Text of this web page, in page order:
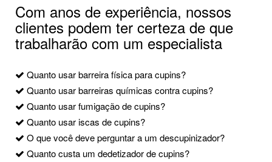
Com anos de experiência, nossos
clientes podem ter certeza de que
trabalharão com um especialista
Quanto usar barreira física para cupins?
Quanto usar barreiras químicas contra cupins?
Quanto usar fumigação de cupins?
Quanto usar iscas de cupins?
O que você deve perguntar a um descupinizador?
Quanto custa um dedetizador de cupins?